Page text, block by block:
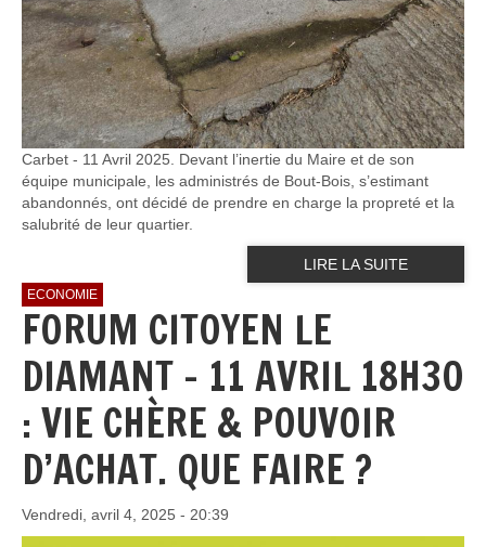
Carbet - 11 Avril 2025. Devant l’inertie du Maire et de son
équipe municipale, les administrés de Bout-Bois, s’estimant
abandonnés, ont décidé de prendre en charge la propreté et la
salubrité de leur quartier.
LIRE LA SUITE
ECONOMIE
FORUM CITOYEN LE
DIAMANT - 11 AVRIL 18H30
: VIE CHÈRE & POUVOIR
D’ACHAT. QUE FAIRE ?
Vendredi, avril 4, 2025 - 20:39